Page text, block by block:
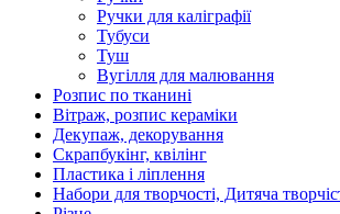
Ручки для каліграфії
Тубуси
Туш
Вугілля для малювання
Розпис по тканині
Вітраж, розпис кераміки
Декупаж, декорування
Скрапбукінг, квілінг
Пластика і ліплення
Набори для творчості, Дитяча